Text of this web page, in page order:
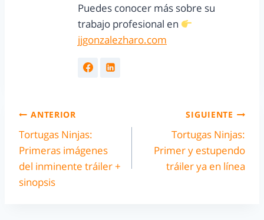
Puedes conocer más sobre su
trabajo profesional en
jjgonzalezharo.com
ANTERIOR
Tortugas Ninjas:
Primeras imágenes
del inminente tráiler +
sinopsis
SIGUIENTE
Tortugas Ninjas:
Primer y estupendo
tráiler ya en línea